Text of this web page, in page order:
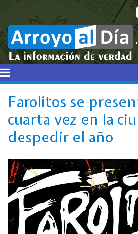
Farolitos se
cuarta vez en la
despedir el año